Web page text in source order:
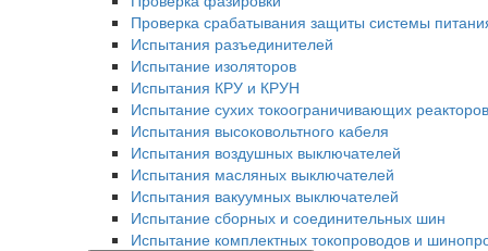
Проверка срабатывания защиты системы
Испытания разъединителей
Испытание изоляторов
Испытания КРУ и КРУН
Испытание сухих токоограничивающих реакторов
Испытания высоковольтного кабеля
Испытания воздушных выключателей
Испытания масляных выключателей
Испытания вакуумных выключателей
Испытание сборных и соединительных шин
Испытание комплектных токопроводов и